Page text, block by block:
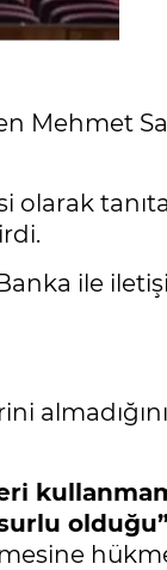
Mehmet
olarak
ile
almadığını